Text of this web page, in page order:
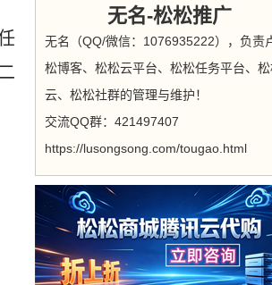
无名-松松推广
无名（QQ/微信：1076935222），负责
松博客、松松云平台、松松任务平台、
云、松松社群的管理与维护！
交流QQ群：421497407
https://lusongsong.com/tougao.html